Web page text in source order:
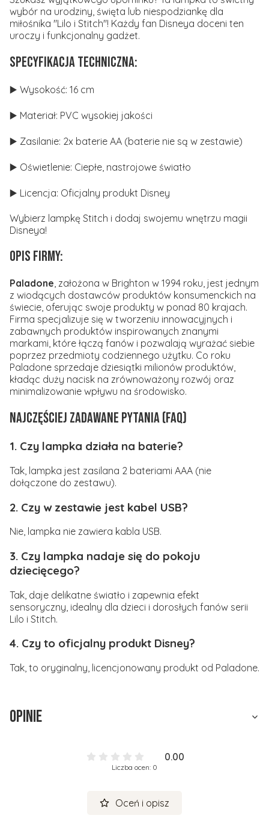
wybór na urodziny, święta lub niespodziankę dla
miłośnika "Lilo i Stitch"! Każdy fan Disneya doceni ten
uroczy i funkcjonalny gadżet.
Specyfikacja techniczna:
▶️ Wysokość: 16 cm
▶️ Materiał: PVC wysokiej jakości
▶️ Zasilanie: 2x baterie AA (baterie nie są w zestawie)
▶️ Oświetlenie: Ciepłe, nastrojowe światło
▶️ Licencja: Oficjalny produkt Disney
Wybierz lampkę Stitch i dodaj swojemu wnętrzu magii
Disneya!
Opis firmy:
Paladone, założona w Brighton w 1994 roku, jest jednym
z wiodących dostawców produktów konsumenckich na
świecie, oferując swoje produkty w ponad 80 krajach.
Firma specjalizuje się w tworzeniu innowacyjnych i
zabawnych produktów inspirowanych znanymi
markami, które łączą fanów i pozwalają wyrażać siebie
poprzez przedmioty codziennego użytku. Co roku
Paladone sprzedaje dziesiątki milionów produktów,
kładąc duży nacisk na zrównoważony rozwój oraz
minimalizowanie wpływu na środowisko.
Najczęściej zadawane pytania (FAQ)
1. Czy lampka działa na baterie?
Tak, lampka jest zasilana 2 bateriami AAA (nie
dołączone do zestawu).
2. Czy w zestawie jest kabel USB?
Nie, lampka nie zawiera kabla USB.
3. Czy lampka nadaje się do pokoju
dziecięcego?
Tak, daje delikatne światło i zapewnia efekt
sensoryczny, idealny dla dzieci i dorosłych fanów serii
Lilo i Stitch.
4. Czy to oficjalny produkt Disney?
Tak, to oryginalny, licencjonowany produkt od Paladone.
Opinie
0.00
Liczba ocen: 0
Oceń i opisz